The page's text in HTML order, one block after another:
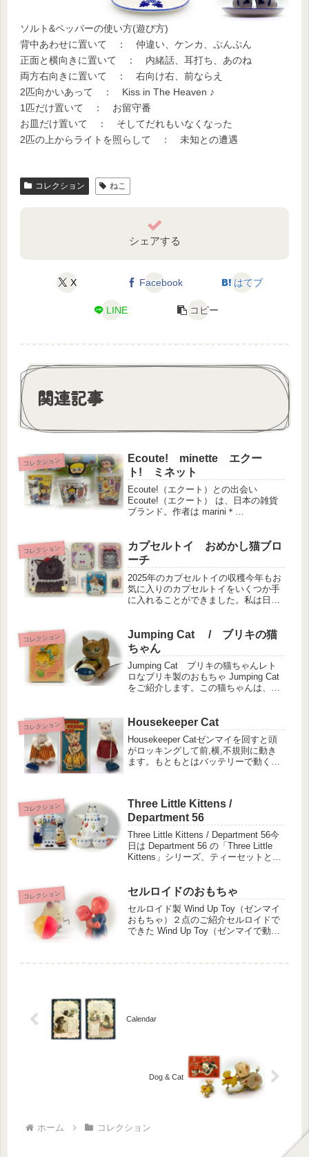
ソルト&ペッパーの使い方(遊び方)
背中あわせに置いて ： 仲違い、ケンカ、ぷんぷん
正面と横向きに置いて ： 内緒話、耳打ち、あのね
両方右向きに置いて ： 右向け右、前ならえ
2匹向かいあって ： Kiss in The Heaven ♪
1匹だけ置いて ： お留守番
お皿だけ置いて ： そしてだれもいなくなった
2匹の上からライトを照らして ： 未知との遭遇
コレクション ねこ
シェアする
X Facebook はてブ
LINE コピー
関連記事
コレクション
Ecoute! minette エクー
ト! ミネット
Ecoute!（エクート）との出会い
Ecoute!（エクート） は、日本の雑貨
ブランド。作者は marini＊
んが動物担当篠崎さんが子供担当2人で
1枚の絵を仕上げて...
コレクション
カプセルトイ おめかし猫ブロ
ーチ
2025年のカプセルトイの収穫今年もお
気に入りのカプセルトイをいくつか手
に入れることができました。私は日本
や好きなキャラクターを探すのは、宝
探しのようでワクワクします。最近...
コレクション
Jumping Cat / ブリキの猫
ちゃん
Jumping Cat ブリキの猫ちゃんレト
ロなブリキ製のおもちゃ Jumping Cat
をご紹介します。この猫ちゃんは、
握る、あるいは洗濯バサミをつまむ...
コレクション Housekeeper Cat
Housekeeper Catゼンマイを回すと頭
がロッキングして前,横,不規則に動き
ます。もともとはバッテリーで動くブ
猫もリストの中...
コレクション
Three Little Kittens /
Department 56
Three Little Kittens / Department 56今
日は Department 56 の「Three Little
Kittens」シリーズ、ティーセットとフ
コレクション セルロイドのおもちゃ
セルロイド製 Wind Up Toy（ゼンマイ
おもちゃ）２点のご紹介セルロイドで
できた Wind Up Toy（ゼンマイで動く
Calendar
Dog & Cat
ホーム コレクション